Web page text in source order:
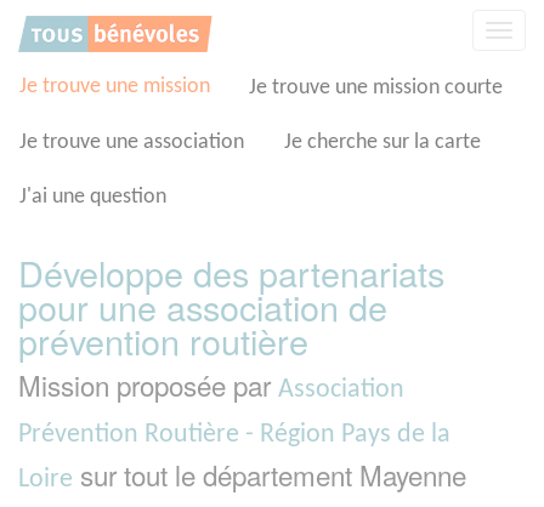
Je trouve une mission Je trouve une mission courte
Je trouve une association Je cherche sur la carte
J'ai une question
Développe des partenariats
pour une association de
prévention routière
Mission proposée par Association
Prévention Routière - Région Pays de la
Loire sur tout le département Mayenne
Panneau de gestion des cookies